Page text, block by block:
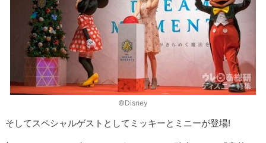
©︎Disney
そしてスペシャルゲストとしてミッキーとミニーが登場!